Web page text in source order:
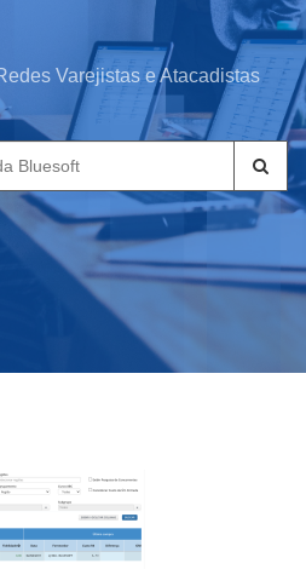
Varejistas e Atacadistas